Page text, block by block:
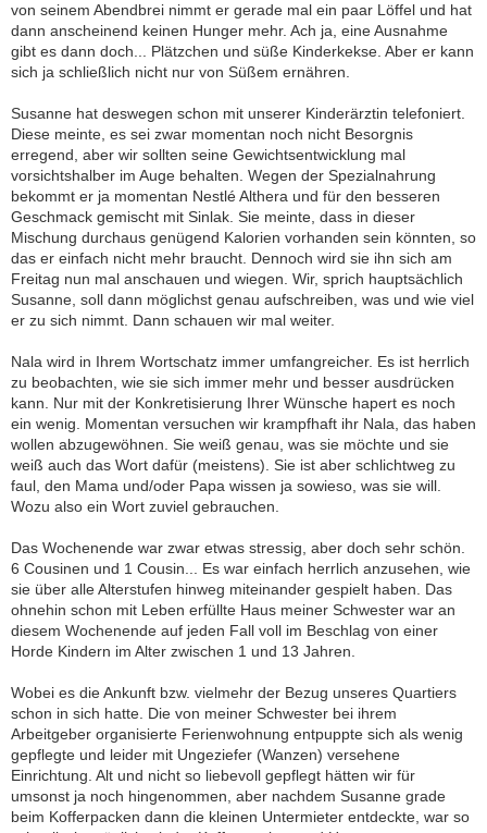
von seinem Abendbrei nimmt er gerade mal ein paar Löffel und hat
dann anscheinend keinen Hunger mehr. Ach ja, eine Ausnahme
gibt es dann doch... Plätzchen und süße Kinderkekse. Aber er kann
sich ja schließlich nicht nur von Süßem ernähren.
Susanne hat deswegen schon mit unserer Kinderärztin telefoniert.
Diese meinte, es sei zwar momentan noch nicht Besorgnis
erregend, aber wir sollten seine Gewichtsentwicklung mal
vorsichtshalber im Auge behalten. Wegen der Spezialnahrung
bekommt er ja momentan Nestlé Althera und für den besseren
Geschmack gemischt mit Sinlak. Sie meinte, dass in dieser
Mischung durchaus genügend Kalorien vorhanden sein könnten, so
das er einfach nicht mehr braucht. Dennoch wird sie ihn sich am
Freitag nun mal anschauen und wiegen. Wir, sprich hauptsächlich
Susanne, soll dann möglichst genau aufschreiben, was und wie viel
er zu sich nimmt. Dann schauen wir mal weiter.
Nala wird in Ihrem Wortschatz immer umfangreicher. Es ist herrlich
zu beobachten, wie sie sich immer mehr und besser ausdrücken
kann. Nur mit der Konkretisierung Ihrer Wünsche hapert es noch
ein wenig. Momentan versuchen wir krampfhaft ihr Nala, das haben
wollen abzugewöhnen. Sie weiß genau, was sie möchte und sie
weiß auch das Wort dafür (meistens). Sie ist aber schlichtweg zu
faul, den Mama und/oder Papa wissen ja sowieso, was sie will.
Wozu also ein Wort zuviel gebrauchen.
Das Wochenende war zwar etwas stressig, aber doch sehr schön.
6 Cousinen und 1 Cousin... Es war einfach herrlich anzusehen, wie
sie über alle Alterstufen hinweg miteinander gespielt haben. Das
ohnehin schon mit Leben erfüllte Haus meiner Schwester war an
diesem Wochenende auf jeden Fall voll im Beschlag von einer
Horde Kindern im Alter zwischen 1 und 13 Jahren.
Wobei es die Ankunft bzw. vielmehr der Bezug unseres Quartiers
schon in sich hatte. Die von meiner Schwester bei ihrem
Arbeitgeber organisierte Ferienwohnung entpuppte sich als wenig
gepflegte und leider mit Ungeziefer (Wanzen) versehene
Einrichtung. Alt und nicht so liebevoll gepflegt hätten wir für
umsonst ja noch hingenommen, aber nachdem Susanne grade
beim Kofferpacken dann die kleinen Untermieter entdeckte, war so